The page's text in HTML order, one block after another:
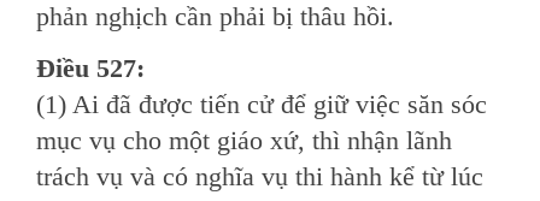
phản nghịch cần phải bị thâu hồi.
Ðiều 527:
(1) Ai đã được tiến cử để giữ việc săn sóc
mục vụ cho một giáo xứ, thì nhận lãnh
trách vụ và có nghĩa vụ thi hành kể từ lúc